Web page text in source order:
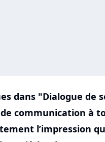
dans "Dialogue de
communication à
l’impression